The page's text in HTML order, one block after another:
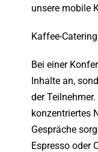
unsere mobile
Kaffee-
Bei einer
Inhalte an,
der
konzentriertes
Gespräche
Espresso oder